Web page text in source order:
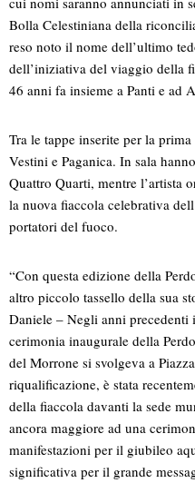
Bolla Celestiniana della
reso noto il nome dell’ultimo
dell’iniziativa del viaggio della
46 anni fa insieme a Panti e ad
Tra le tappe inserite per la
Vestini e Paganica. In sala
Quattro Quarti, mentre l’artista
la nuova fiaccola celebrativa
portatori del fuoco.
“Con questa edizione della
altro piccolo tassello della sua
Daniele – Negli anni
cerimonia inaugurale della
del Morrone si svolgeva a
riqualificazione, è stata
della fiaccola davanti la sede
ancora maggiore ad una
manifestazioni per il giubileo
significativa per il grande